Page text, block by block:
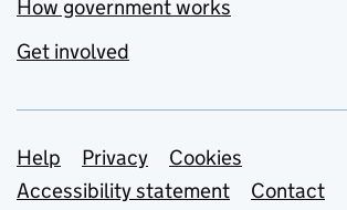
How government works
Get involved
Support links
Help Privacy
Cookies
Accessibility statement
Contact